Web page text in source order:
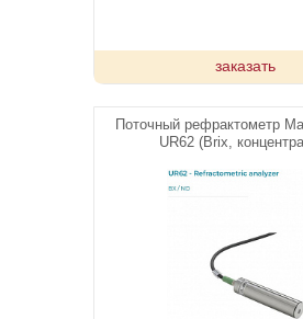
заказать
Поточный рефрактометр
UR62 (Brix,